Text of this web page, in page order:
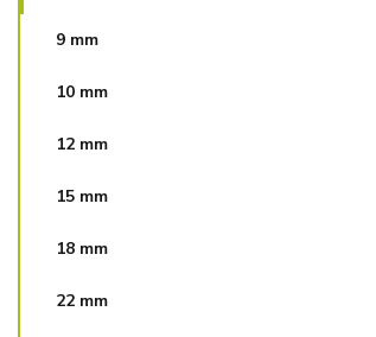
9 mm
10 mm
12 mm
15 mm
18 mm
22 mm